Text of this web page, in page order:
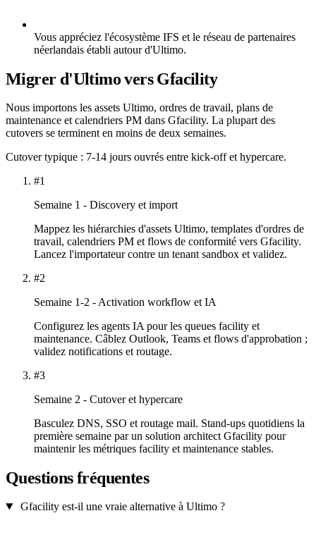
Vous appréciez l'écosystème IFS et le réseau de partenaires
néerlandais établi autour d'Ultimo.
Migrer d'Ultimo vers Gfacility
Nous importons les assets Ultimo, ordres de travail, plans de
maintenance et calendriers PM dans Gfacility. La plupart des
cutovers se terminent en moins de deux semaines.
Cutover typique : 7-14 jours ouvrés entre kick-off et hypercare.
#1
Semaine 1 - Discovery et import
Mappez les hiérarchies d'assets Ultimo, templates d'ordres de
travail, calendriers PM et flows de conformité vers Gfacility.
Lancez l'importateur contre un tenant sandbox et validez.
#2
Semaine 1-2 - Activation workflow et IA
Configurez les agents IA pour les queues facility et
maintenance. Câblez Outlook, Teams et flows d'approbation ;
validez notifications et routage.
#3
Semaine 2 - Cutover et hypercare
Basculez DNS, SSO et routage mail. Stand-ups quotidiens la
première semaine par un solution architect Gfacility pour
maintenir les métriques facility et maintenance stables.
Questions fréquentes
Gfacility est-il une vraie alternative à Ultimo ?